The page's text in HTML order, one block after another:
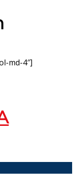
md-4″]